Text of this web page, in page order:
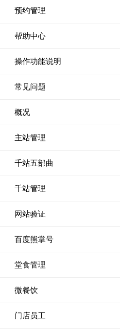
预约管理
帮助中心
操作功能说明
常见问题
概况
主站管理
千站五部曲
千站管理
网站验证
百度熊掌号
堂食管理
微餐饮
门店员工